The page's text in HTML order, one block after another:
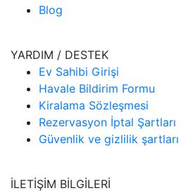
Blog
YARDIM / DESTEK
Ev Sahibi Girişi
Havale Bildirim Formu
Kiralama Sözleşmesi
Rezervasyon İptal Şartları
Güvenlik ve gizlilik şartları
İLETİŞİM BİLGİLERİ